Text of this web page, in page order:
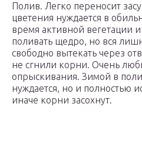
Полив. Легко переносит
цветения нуждается в
время активной вегетации
поливать щедро, но вся
свободно вытекать через
не сгнили корни. Очень
опрыскивания. Зимой в
нуждается, но и полностью
иначе корни засохнут.